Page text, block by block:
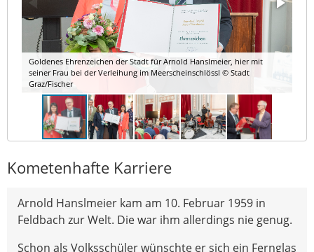
Goldenes Ehrenzeichen der Stadt für Arnold Hanslmeier, hier mit
seiner Frau bei der Verleihung im Meerscheinschlössl © Stadt
Graz/Fischer
Kometenhafte Karriere
Arnold Hanslmeier kam am 10. Februar 1959 in
Feldbach zur Welt. Die war ihm allerdings nie genug.
Schon als Volksschüler wünschte er sich ein Fernglas